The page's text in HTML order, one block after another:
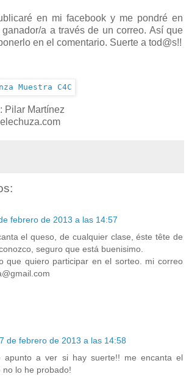
en mi facebook y me pondré en
a a través de un correo. Así que
en el comentario. Suerte a tod@s!!
Pilar Martínez
febrero de 2013 a las 14:57
el queso, de cualquier clase, éste tête de
seguro que está buenisimo.
que quiero participar en el sorteo. mi correo
de febrero de 2013 a las 14:58
apunto a ver si hay suerte!! me encanta el
no lo he probado!